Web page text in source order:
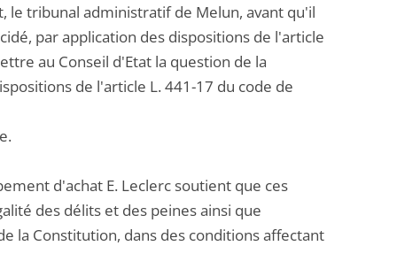
le tribunal administratif de Melun, avant qu'il
par application des dispositions de l'article
au Conseil d'Etat la question de la
de l'article L. 441-17 du code de
d'achat E. Leclerc soutient que ces
des délits et des peines ainsi que
la Constitution, dans des conditions affectant